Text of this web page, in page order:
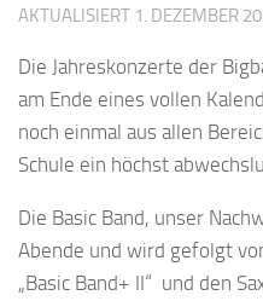
AKTUALISIERT 1. DEZEMBER
Die Jahreskonzerte der
am Ende eines vollen
noch einmal aus allen
Schule ein höchst
Die Basic Band, unser
Abende und wird gefolgt
„Basic Band+ II“ und den